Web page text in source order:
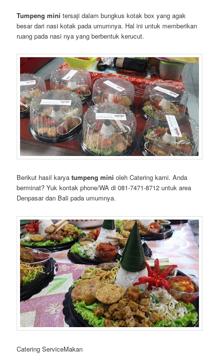
Tumpeng mini tersaji dalam bungkus kotak box yang agak
besar dari nasi kotak pada umumnya. Hal ini untuk memberikan
ruang pada nasi nya yang berbentuk kerucut.
Berikut hasil karyatumpeng mini oleh Catering kami. Anda
berminat? Yuk kontak phone/WA di 081-7471-8712 untuk area
Denpasar dan Bali pada umumnya.
Catering ServiceMakan